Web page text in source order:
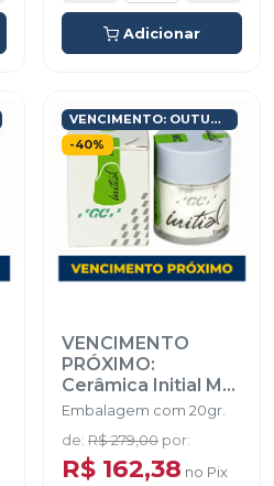
Adicionar
VENCIMENTO: OUTUBRO/2026
-40%
VENCIMENTO
PRÓXIMO:
Cerâmica Initial MC
Ceram Margim
ST35-GC
Embalagem com 20gr.
de: R$ 279,00 por:
R$ 162,38 no Pix